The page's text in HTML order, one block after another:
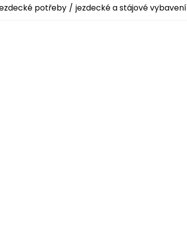
potřeby jezdecké a stájové vybavení